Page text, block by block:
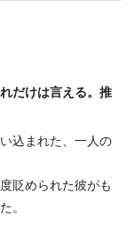
だけは言える。推
込まれた、一人の
貶められた彼がも
。